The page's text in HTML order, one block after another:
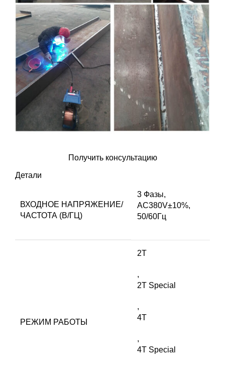
Получить консультацию
Детали
ВХОДНОЕ НАПРЯЖЕНИЕ/
ЧАСТОТА (В/ГЦ)
3 Фазы,
AC380V±10%,
50/60Гц
РЕЖИМ РАБОТЫ
2T
,
2T Special
,
4T
,
4T Special